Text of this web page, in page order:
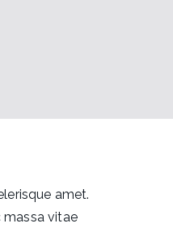
amet.
massa vitae